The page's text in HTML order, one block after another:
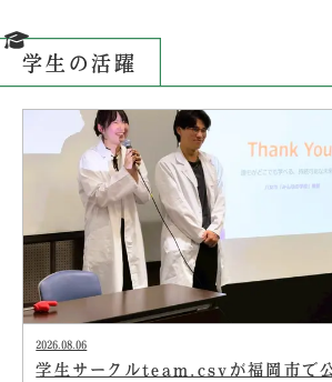
学生の活躍
2026.08.06
学生サークルteam.csvが福岡市で